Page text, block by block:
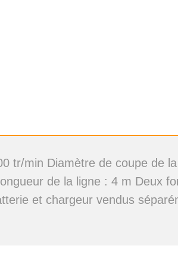
tr/min Diamètre de coupe de
de la ligne : 4 m Deux
et chargeur vendus